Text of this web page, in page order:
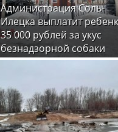
Администрация Соль-
Илецка выплатит
35 000 рублей за укус
безнадзорной собаки